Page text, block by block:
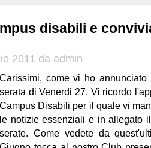
disabili e
2011 da admin
Carissimi, come vi ho
serata di Venerdi 27, Vi ricordo
Campus Disabili per il quale vi
le notizie essenziali e in allegato
serate. Come vedete da